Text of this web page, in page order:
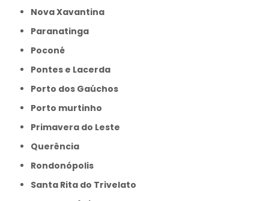
Nova Xavantina
Paranatinga
Poconé
Pontes e Lacerda
Porto dos Gaúchos
Porto murtinho
Primavera do Leste
Querência
Rondonópolis
Santa Rita do Trivelato